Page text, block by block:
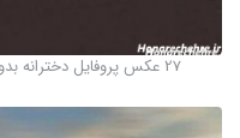
27 عکس پروفایل دخترانه بدون متن که قلب‌ها را به تپش می‌اندازد